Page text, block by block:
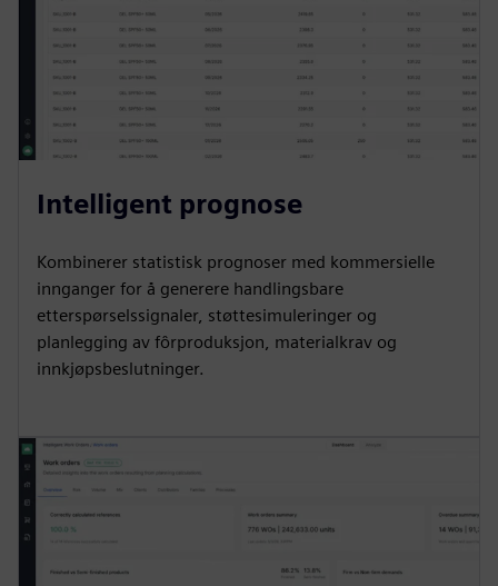
Intelligent prognose
Kombinerer statistisk prognoser med kommersielle
innganger for å generere handlingsbare
etterspørselssignaler, støttesimuleringer og
planlegging av fôrproduksjon, materialkrav og
innkjøpsbeslutninger.